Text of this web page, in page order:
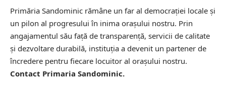
Primăria Sandominic rămâne un far al democrației locale și
un pilon al progresului în inima orașului nostru. Prin
angajamentul său față de transparență, servicii de calitate
și dezvoltare durabilă, instituția a devenit un partener de
încredere pentru fiecare locuitor al orașului nostru.
Contact Primaria Sandominic.